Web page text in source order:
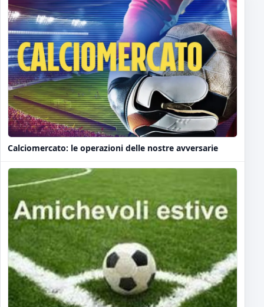
Calciomercato: le operazioni delle nostre avversarie